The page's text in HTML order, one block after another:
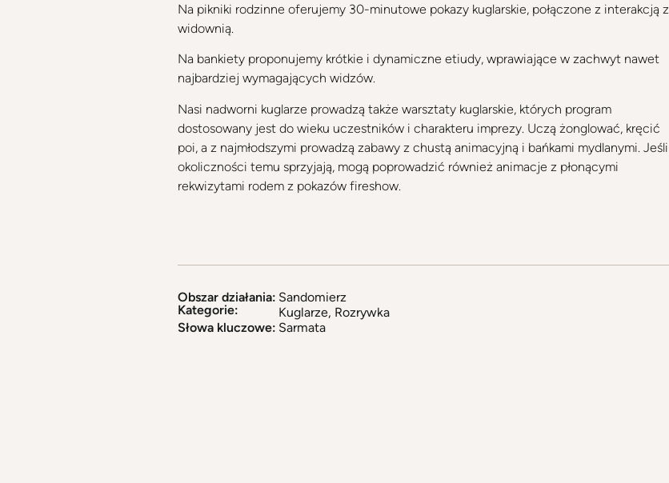
Na pikniki rodzinne oferujemy 30-minutowe pokazy kuglarskie, połączone z interakcją z
widownią.
Na bankiety proponujemy krótkie i dynamiczne etiudy, wprawiające w zachwyt nawet
najbardziej wymagających widzów.
Nasi nadworni kuglarze prowadzą także warsztaty kuglarskie, których program
dostosowany jest do wieku uczestników i charakteru imprezy. Uczą żonglować, kręcić
poi, a z najmłodszymi prowadzą zabawy z chustą animacyjną i bańkami mydlanymi. Jeśli
okoliczności temu sprzyjają, mogą poprowadzić również animacje z płonącymi
rekwizytami rodem z pokazów fireshow.
Obszar działania: Sandomierz
Kategorie:
Kuglarze, Rozrywka
Słowa kluczowe: Sarmata